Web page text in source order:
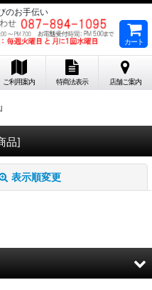
のお手伝い
カート
ご利用案内 特商法表示 店舗ご案内
品]
表示順変更